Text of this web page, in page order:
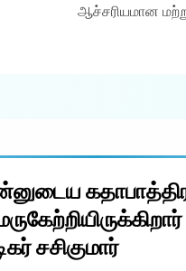
ஆச்சரியமான
சசிகுமார்